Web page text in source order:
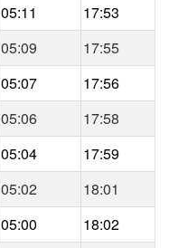
05:11
17:53
05:09
17:55
05:07
17:56
05:06
17:58
05:04
17:59
05:02
18:01
05:00
18:02